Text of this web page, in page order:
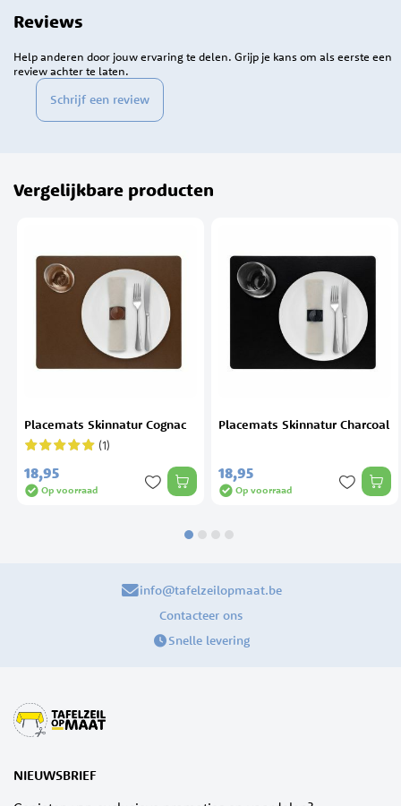
Reviews
Schrijf een review
Help anderen door jouw ervaring te delen. Grijp je kans om als eerste een
review achter te laten.
Vergelijkbare producten
Placemats Skinnatur Cognac
Waardering: (1)
18,95
Op voorraad
Placemats Skinnatur Charcoal
18,95
Op voorraad
info@tafelzeilopmaat.be
Contacteer ons
Snelle levering
NIEUWSBRIEF